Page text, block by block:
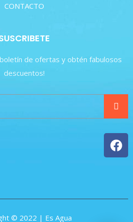
CONTACTO
de ofertas y obtén fabulosos
descuentos!
© 2022 | Es Agua